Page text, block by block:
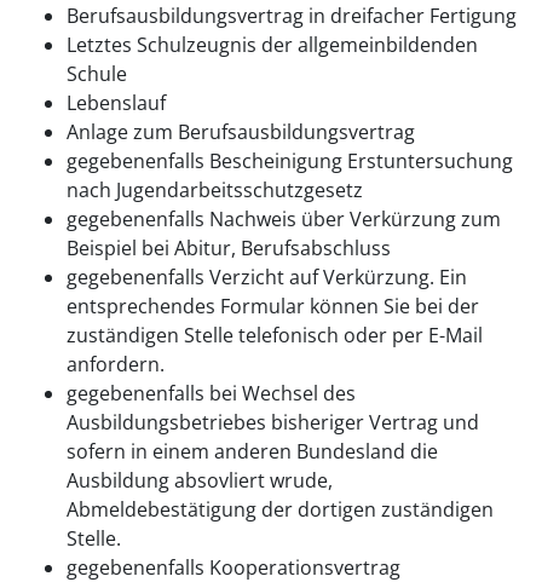
Berufsausbildungsvertrag in dreifacher Fertigung
Letztes Schulzeugnis der allgemeinbildenden
Schule
Lebenslauf
Anlage zum Berufsausbildungsvertrag
gegebenenfalls Bescheinigung Erstuntersuchung
nach Jugendarbeitsschutzgesetz
gegebenenfalls Nachweis über Verkürzung zum
Beispiel bei Abitur, Berufsabschluss
gegebenenfalls Verzicht auf Verkürzung. Ein
entsprechendes Formular können Sie bei der
zuständigen Stelle telefonisch oder per E-Mail
anfordern.
gegebenenfalls bei Wechsel des
Ausbildungsbetriebes bisheriger Vertrag und
sofern in einem anderen Bundesland die
Ausbildung absovliert wrude,
Abmeldebestätigung der dortigen zuständigen
Stelle.
gegebenenfalls Kooperationsvertrag